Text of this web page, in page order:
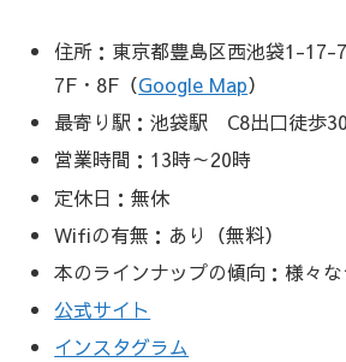
住所：東京都豊島区西池袋1-17-
7F・8F（Google Map）
最寄り駅：池袋駅 C8出口徒歩
営業時間：13時～20時
定休日：無休
Wifiの有無：あり（無料）
本のラインナップの傾向：様々
公式サイト
インスタグラム